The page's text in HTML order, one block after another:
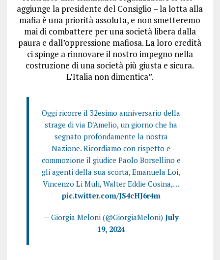
aggiunge la presidente del Consiglio – la lotta alla
mafia è una priorità assoluta, e non smetteremo
mai di combattere per una società libera dalla
paura e dall’oppressione mafiosa. La loro eredità
ci spinge a rinnovare il nostro impegno nella
costruzione di una società più giusta e sicura.
L’Italia non dimentica”.
Oggi ricorre il 32esimo anniversario della
strage di via D'Amelio, un giorno che ha
segnato profondamente la nostra
Nazione. Ricordiamo con rispetto e
commozione il giudice Paolo Borsellino e
gli agenti della sua scorta, Emanuela Loi,
Vincenzo Li Muli, Walter Eddie Cosina,…
pic.twitter.com/JS4cHJ6r4m
— Giorgia Meloni (@GiorgiaMeloni)July
19, 2024